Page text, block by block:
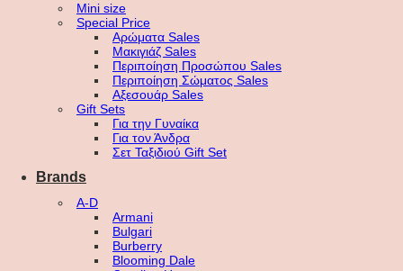
Mini size
Special Price
Αρώματα Sales
Μακιγιάζ Sales
Περιποίηση Προσώπου Sales
Περιποίηση Σώματος Sales
Αξεσουάρ Sales
Gift Sets
Για την Γυναίκα
Για τον Άνδρα
Σετ Ταξιδιού Gift Set
Brands
A-D
Armani
Bulgari
Burberry
Blooming Dale